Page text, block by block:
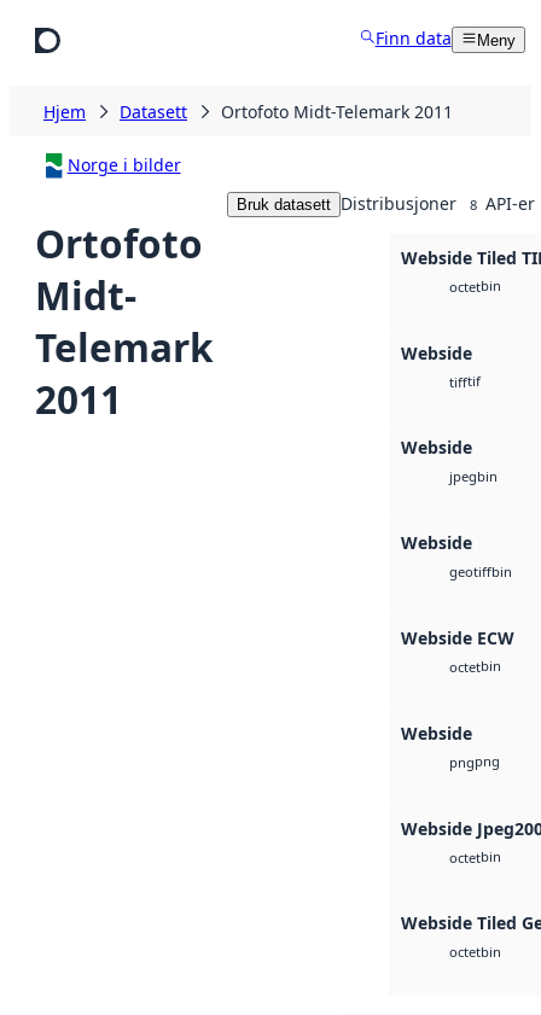
Finn data Meny
Hjem Datasett Ortofoto Midt-Telemark 2011
Norge i bilder
Ortofoto
Midt-
Telemark
2011
Bruk datasett Distribusjoner 8 API-er
Webside Tiled
octetbin
Webside
tifftif
Webside
jpegbin
Webside
geotiffbin
Webside ECW
octetbin
Webside
pngpng
Webside
octetbin
Webside Tiled
octetbin